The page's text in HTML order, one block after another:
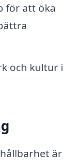
för att öka
och kultur i
är